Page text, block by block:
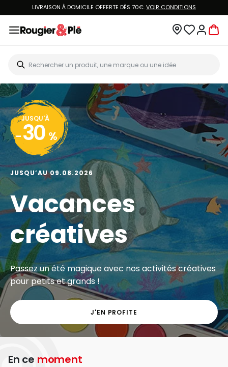
LIVRAISON À DOMICILE OFFERTE DÈS 70€.VOIR CONDITIONS
JUSQU'À
- 30 %
JUSQU’AU 09.08.2026
Vacances
créatives
Passez un été magique avec nos activités créatives
pour petits et grands !
J'EN PROFITE
En ce moment